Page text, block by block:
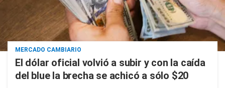
MERCADO CAMBIARIO
El dólar oficial volvió a subir y con la caída
del blue la brecha se achicó a sólo $20